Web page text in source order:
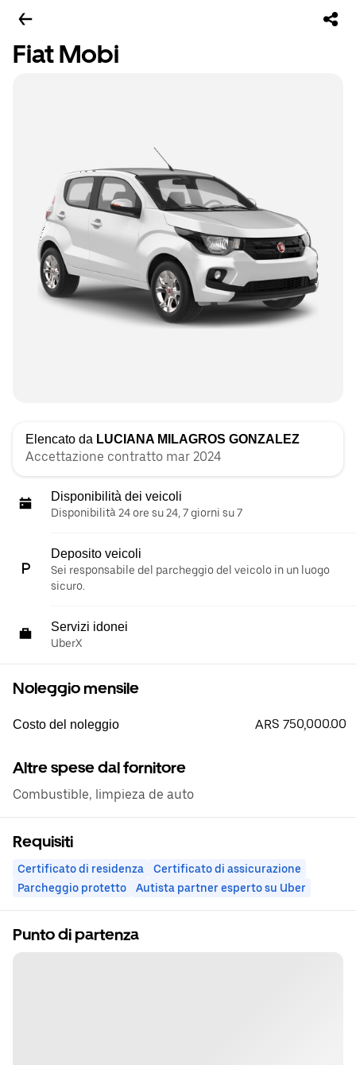
Fiat Mobi
Elencato da LUCIANA MILAGROS GONZALEZ
Accettazione contratto mar 2024
Disponibilità dei veicoli
Disponibilità 24 ore su 24, 7 giorni su 7
Deposito veicoli
Sei responsabile del parcheggio del veicolo in un luogo
sicuro.
Servizi idonei
UberX
Noleggio mensile
Costo del noleggio ARS 750,000.00
Altre spese dal fornitore
Combustible, limpieza de auto
Requisiti
Certificato di residenza
Certificato di assicurazione
Parcheggio protetto
Autista partner esperto su Uber
Punto di partenza